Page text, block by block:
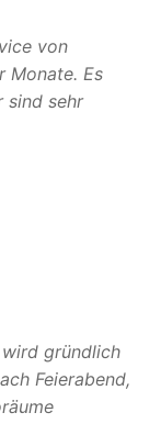
von
Monate. Es
sind sehr
gründlich
Feierabend,